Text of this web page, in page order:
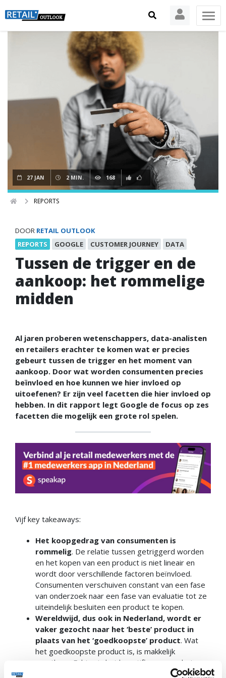
27 JAN 2 MIN. 168
REPORTS
DOOR RETAIL OUTLOOK
REPORTS
GOOGLE CUSTOMER JOURNEY DATA
Tussen de trigger en de
aankoop: het rommelige
midden
Al jaren proberen wetenschappers, data-analisten
en retailers erachter te komen wat er precies
gebeurt tussen de trigger en het moment van
aankoop. Door wat worden consumenten precies
beïnvloed en hoe kunnen we hier invloed op
uitoefenen? Er zijn veel facetten die hier invloed op
hebben. In dit rapport legt Google de focus op zes
facetten die mogelijk een grote rol spelen.
Vijf key takeaways:
Het koopgedrag van consumenten is
rommelig. De relatie tussen getriggerd worden
en het kopen van een product is niet lineair en
wordt door verschillende factoren beïnvloed.
Consumenten verschuiven constant van een fase
van onderzoek naar een fase van evaluatie tot ze
uiteindelijk besluiten een product te kopen.
Wereldwijd, dus ook in Nederland, wordt er
vaker gezocht naar het ‘beste’ product in
plaats van het ‘goedkoopste’ product. Wat
het goedkoopste product is, is makkelijk
meetbaar. Echter is het kwantificeren van het